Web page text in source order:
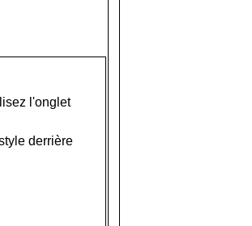
l'onglet
derrière